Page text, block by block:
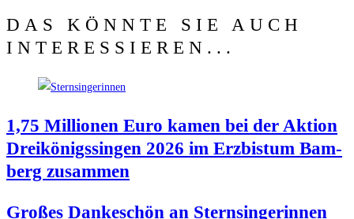
DAS KÖNNTE SIE AUCH
INTERESSIEREN...
1,75 Mil­lio­nen Euro kamen bei der Akti­on
Drei­kö­nigs­sin­gen 2026 im Erz­bis­tum Bam­
berg zusammen
Gro­ßes Dan­ke­schön an Stern­sin­ge­rin­nen